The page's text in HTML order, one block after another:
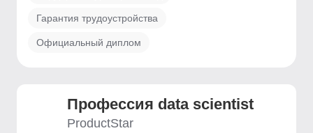
Гарантия трудоустройства
Официальный диплом
Профессия data scientist
ProductStar